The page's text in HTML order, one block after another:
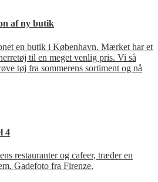
af ny butik
en butik i København. Mærket har et
til en meget venlig pris. Vi så
tøj fra sommerens sortiment og nå
4
restauranter og cafeer, træder en
Gadefoto fra Firenze.